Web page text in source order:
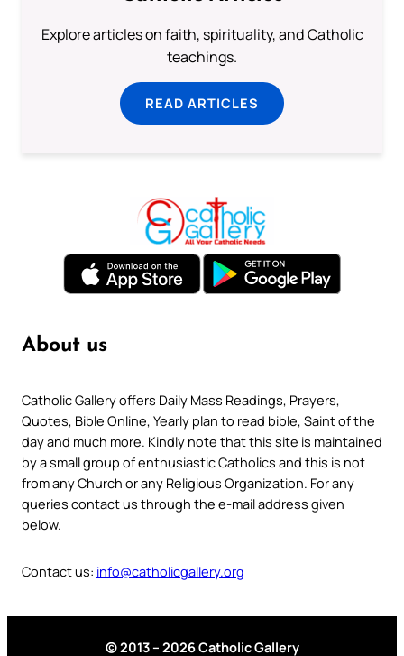
Explore articles on faith, spirituality, and Catholic
teachings.
READ ARTICLES
About us
Catholic Gallery offers Daily Mass Readings, Prayers,
Quotes, Bible Online, Yearly plan to read bible, Saint of the
day and much more. Kindly note that this site is maintained
by a small group of enthusiastic Catholics and this is not
from any Church or any Religious Organization. For any
queries contact us through the e-mail address given
below.
Contact us: info@catholicgallery.org
© 2013 – 2026 Catholic Gallery